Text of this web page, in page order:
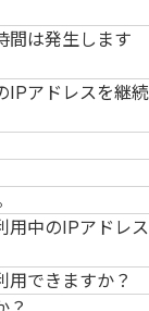
間は発生します
IPアドレスを継続
用中のIPアドレス
用できますか？